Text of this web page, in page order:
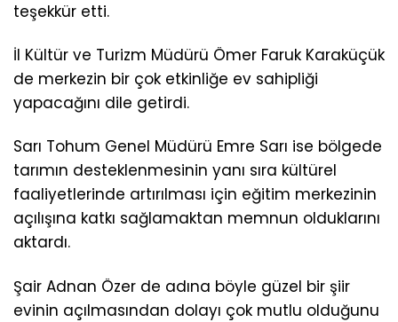
teşekkür etti.
İl Kültür ve Turizm Müdürü Ömer Faruk Karaküçük
de merkezin bir çok etkinliğe ev sahipliği
yapacağını dile getirdi.
Sarı Tohum Genel Müdürü Emre Sarı ise bölgede
tarımın desteklenmesinin yanı sıra kültürel
faaliyetlerinde artırılması için eğitim merkezinin
açılışına katkı sağlamaktan memnun olduklarını
aktardı.
Şair Adnan Özer de adına böyle güzel bir şiir
evinin açılmasından dolayı çok mutlu olduğunu